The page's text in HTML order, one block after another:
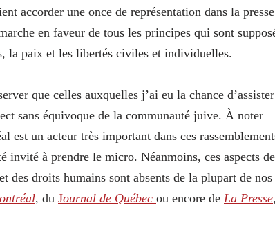
accorder une once de représentation dans la presse
en faveur de tous les principes qui sont
la paix et les libertés civiles et individuelles.
que celles auxquelles j’ai eu la chance d’assister
sans équivoque de la communauté juive. À noter
est un acteur très important dans ces
invité à prendre le micro. Néanmoins, ces aspects
des droits humains sont absents de la plupart de nos
, du Journal de Québec ou encore de La Presse